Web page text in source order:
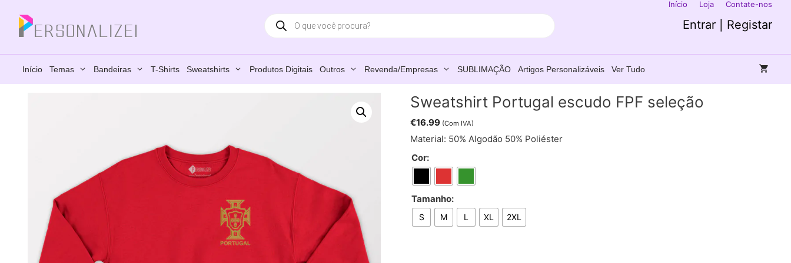
conteúdo
Início Loja Contate-nos
Entrar | Registar
Products
search
Início Temas Bandeiras T-Shirts Sweatshirts Produtos Digitais Outros Revenda/Empresas SUBLIMAÇÃO Artigos Personalizáveis Ver Tudo
Sweatshirt Portugal escudo FPF seleção
€16.99 (Com IVA)
Material: 50% Algodão 50% Poliéster
Cor:
Tamanho:
S M L XL 2XL